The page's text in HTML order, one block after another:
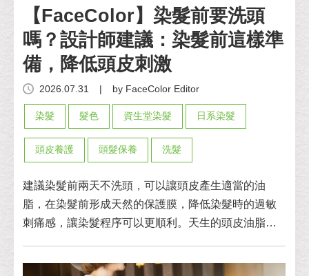
【FaceColor】染髮前要洗頭
嗎？設計師建議：染髮前這樣準
備，降低頭皮刺激
2026.07.31 | by FaceColor Editor
染髮 髮色 資生堂染髮 日系染髮
頭皮養護 頭髮保養 洗髮
建議染髮前兩天不洗頭，可以讓頭皮產生適當的油
脂，在染髮前形成天然的保護膜，降低染髮時的過敏
刺痛感，讓染髮程序可以更順利。天生的頭皮油脂只
論，做好頭皮隔離才是重點！